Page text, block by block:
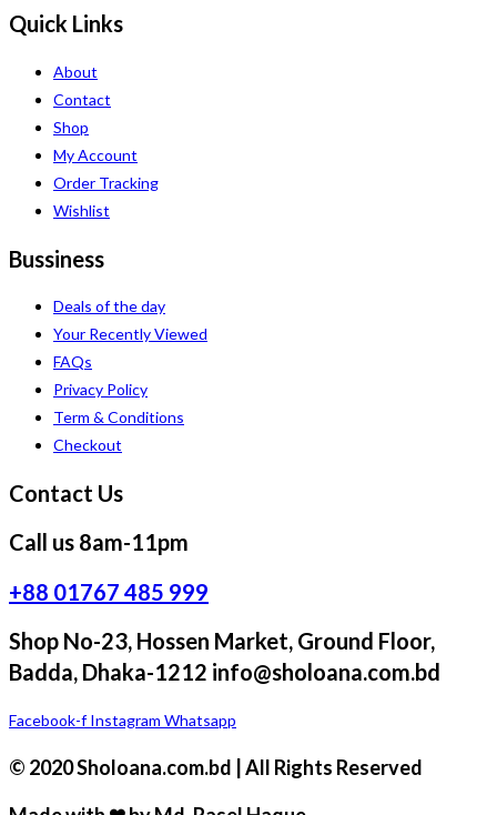
Quick Links
About
Contact
Shop
My Account
Order Tracking
Wishlist
Bussiness
Deals of the day
Your Recently Viewed
FAQs
Privacy Policy
Term & Conditions
Checkout
Contact Us
Call us 8am-11pm
+88 01767 485 999
Shop No-23, Hossen Market, Ground Floor,
Badda, Dhaka-1212 info@sholoana.com.bd
Facebook-f Instagram Whatsapp
© 2020 Sholoana.com.bd | All Rights Reserved